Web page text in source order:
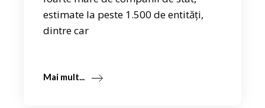
estimate la peste 1.500 de entități,
dintre car
Mai mult...